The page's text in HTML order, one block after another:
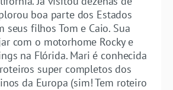
boa parte dos Estados
seus filhos Tom e Caio. Sua
com o motorhome Rocky e
na Flórida. Mari é conhecida
super completos dos
da Europa (sim! Tem roteiro